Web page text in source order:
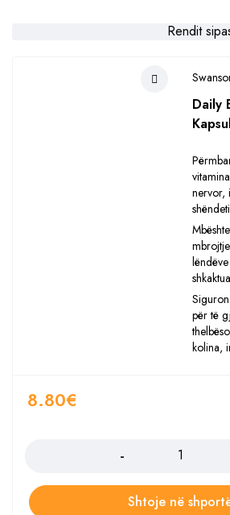
Rendit
Daily
nervor,
për të
kolina,
8.80€
Shtoje në